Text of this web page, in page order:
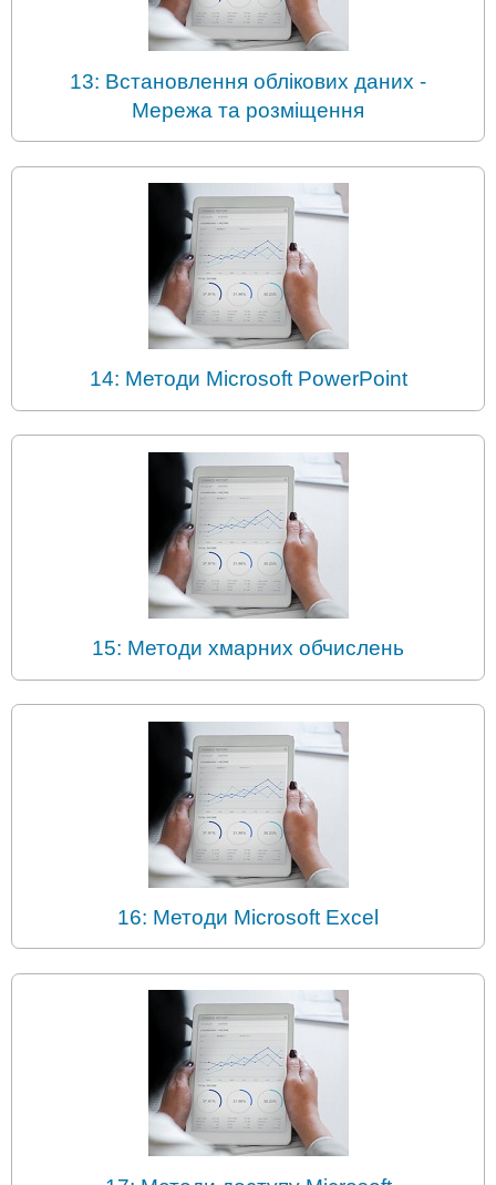
13: Встановлення облікових даних -
Мережа та розміщення
14: Методи Microsoft PowerPoint
15: Методи хмарних обчислень
16: Методи Microsoft Excel